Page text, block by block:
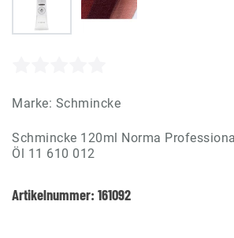
Marke: Schmincke
Schmincke 120ml Norma
Öl 11 610 012
Artikelnummer: 161092